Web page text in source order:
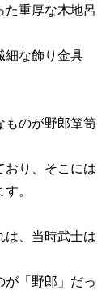
た重厚な木地呂
細な飾り金具
のが野郎箪笥
おり、そこには
。
、当時武士は
が「野郎」だっ